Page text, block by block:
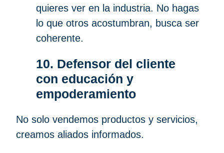
quieres ver en la industria. No hagas
lo que otros acostumbran, busca ser
coherente.
10. Defensor del cliente
con educación y
empoderamiento
No solo vendemos productos y servicios,
creamos aliados informados.